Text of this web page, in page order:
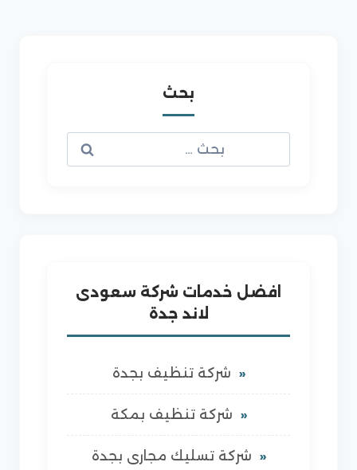
بحث
عن:
افضل خدمات شركة سعودى
لاند جدة
شركة تنظيف بجدة
شركة تنظيف بمكة
شركة تسليك مجارى بجدة